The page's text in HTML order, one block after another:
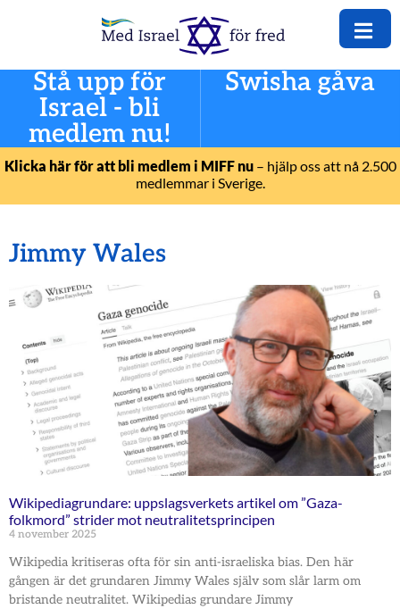
Stå upp för
Israel - bli
medlem nu!
Swisha gåva
Klicka här för att bli medlem i MIFF nu– hjälp oss att nå 2.500
medlemmar i Sverige.
Jimmy Wales
Wikipediagrundare: uppslagsverkets artikel om ”Gaza-
folkmord” strider mot neutralitetsprincipen
4 november 2025
Wikipedia kritiseras ofta för sin anti-israeliska bias. Den här
gången är det grundaren Jimmy Wales själv som slår larm om
bristande neutralitet. Wikipedias grundare Jimmy